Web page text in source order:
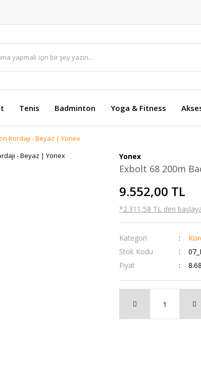
Tenis Badminton Yoga & Fitness
Kordajı - Beyaz | Yonex
Yonex
Exbolt 68 200m
9.552,00 TL
*2.311,58 TL den
Kategori
Stok Kodu
Fiyat